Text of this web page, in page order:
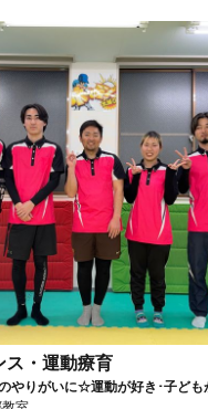
ス・運動療育
やりがいに☆運動が好き･子ども